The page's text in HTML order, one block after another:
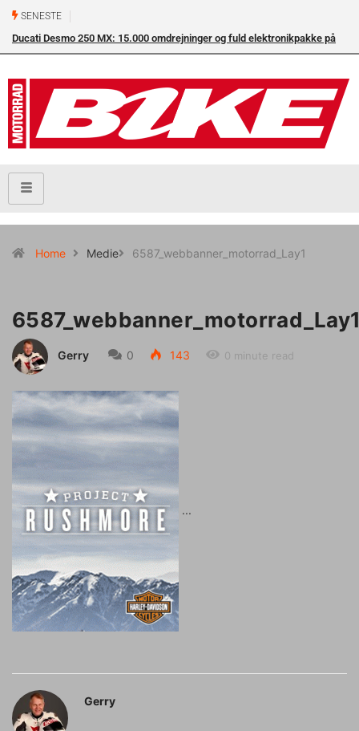
SENESTE
Ducati Desmo 250 MX: 15.000 omdrejninger og fuld elektronikpakke på
Home Medie 6587_webbanner_motorrad_Lay1
Gerry 0 143 0 minute read
Gerry